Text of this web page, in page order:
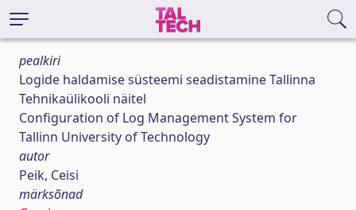
pealkiri
Logide haldamise süsteemi seadistamine Tallinna
Tehnikaülikooli näitel
Configuration of Log Management System for
Tallinn University of Technology
autor
Peik, Ceisi
märksõnad